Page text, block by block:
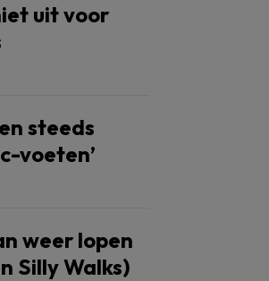
uit voor
steeds
voeten’
weer lopen
Silly Walks)